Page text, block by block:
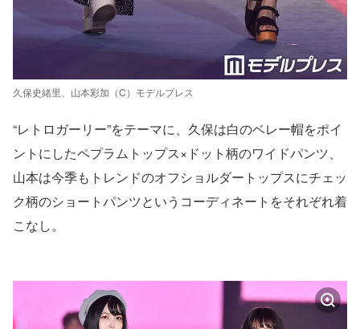
久保史緒里、山本彩加（C）モデルプレス
“レトロガーリー”をテーマに、久保は白のベレー帽をポイ
ントにしたペプラムトップス×ドット柄のワイドパンツ、
山本は今季もトレンドのオフショルダートップスにチェッ
ク柄のショートパンツというコーディネートをそれぞれ着
こなし。